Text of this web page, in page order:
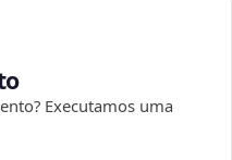
Executamos uma